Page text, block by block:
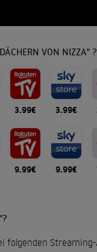
VON NIZZA" ?
3.99€ 3.99€
9.99€ 9.99€
folgenden